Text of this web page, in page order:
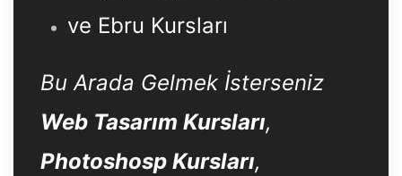
ve Ebru Kursları
Bu Arada Gelmek İsterseniz
Web Tasarım Kursları,
Photoshosp Kursları,